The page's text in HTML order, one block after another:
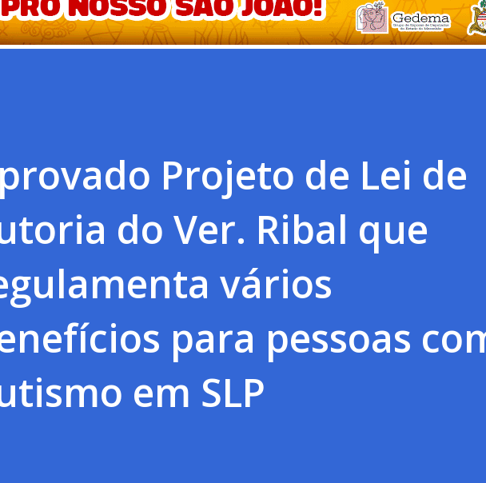
Projeto de Lei de
do Ver. Ribal que
vários
para pessoas
em SLP